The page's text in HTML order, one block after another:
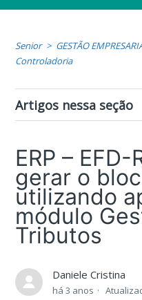
Senior GESTÃO
Controladoria
Artigos nessa seção
ERP –
gerar o
utilizando
módulo
Tributos
Daniele Cristina
há 3 anos